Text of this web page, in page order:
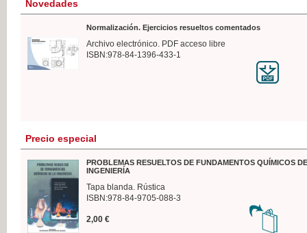
Novedades
Normalización. Ejercicios resueltos comentados
Archivo electrónico. PDF acceso libre
ISBN:978-84-1396-433-1
Precio especial
PROBLEMAS RESUELTOS DE FUNDAMENTOS QUÍMICOS
INGENIERÍA
Tapa blanda. Rústica
ISBN:978-84-9705-088-3
2,00 €